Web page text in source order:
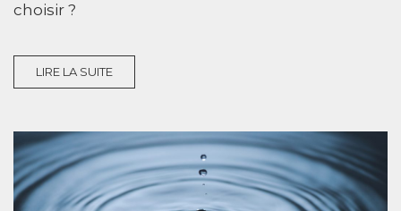
choisir ?
LIRE LA SUITE